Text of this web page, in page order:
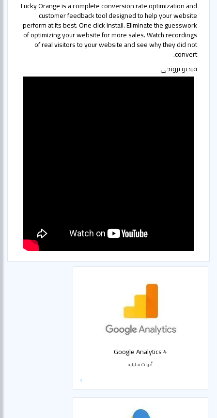
Lucky Orange is a complete conversion rate optimization and
customer feedback tool designed to help your website
perform at its best. One click install. Eliminate the guesswork
of optimizing your website for more sales. Watch recordings
of real visitors to your website and see why they did not
convert.
فيديو ترويجي
Google Analytics 4
أدوات تحليلية